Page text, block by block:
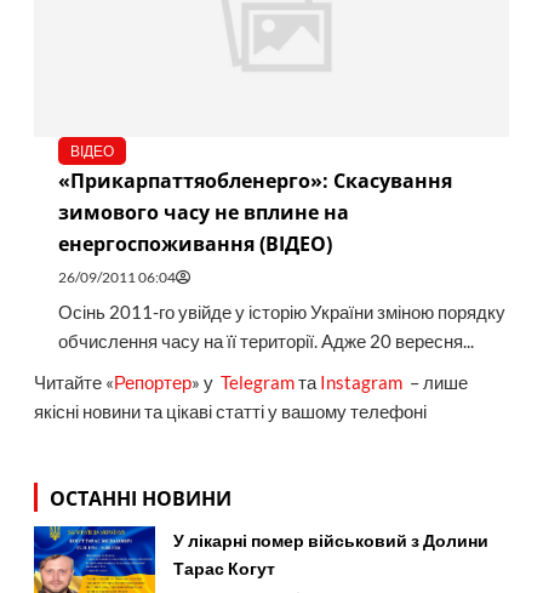
ВІДЕО
«Прикарпаттяобленерго»: Скасування
зимового часу не вплине на
енергоспоживання (ВІДЕО)
26/09/2011 06:04
Осінь 2011-го увійде у історію України зміною порядку
обчислення часу на її території. Адже 20 вересня...
Читайте «Репортер» у Telegramта Instagram– лише
якісні новини та цікаві статті у вашому телефоні
ОСТАННІ НОВИНИ
У лікарні помер військовий з Долини
Тарас Когут